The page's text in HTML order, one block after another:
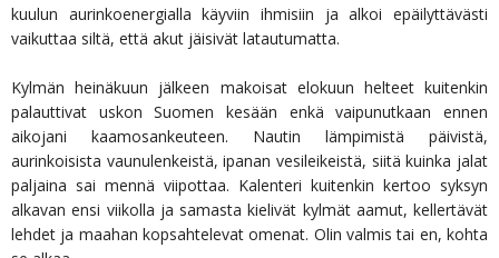
kuulun aurinkoenergialla käyviin ihmisiin ja alkoi epäilyttävästi
vaikuttaa siltä, että akut jäisivät latautumatta.
Kylmän heinäkuun jälkeen makoisat elokuun helteet kuitenkin
palauttivat uskon Suomen kesään enkä vaipunutkaan ennen
aikojani kaamosankeuteen. Nautin lämpimistä päivistä,
aurinkoisista vaunulenkeistä, ipanan vesileikeistä, siitä kuinka jalat
paljaina sai mennä viipottaa. Kalenteri kuitenkin kertoo syksyn
alkavan ensi viikolla ja samasta kielivät kylmät aamut, kellertävät
lehdet ja maahan kopsahtelevat omenat. Olin valmis tai en, kohta